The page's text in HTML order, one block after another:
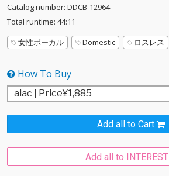
Catalog number: DDCB-12964
Total runtime: 44:11
女性ボーカル
Domestic ロスレス
How To Buy
Add all to Cart
Add all to INTEREST